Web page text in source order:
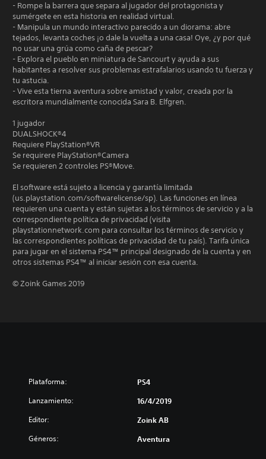
- Rompe la barrera que separa al jugador del protagonista y
sumérgete en esta historia en realidad virtual.
- Manipula un mundo interactivo parecido a un diorama: abre
tejados, levanta coches ¡o dale la vuelta a una casa! Oye, ¿y por qué
no usar una grúa como caña de pescar?
- Explora el pueblo en miniatura de Sancourt y ayuda a sus
habitantes a resolver sus problemas estrafalarios usando tu fuerza y
tu astucia.
- Vive esta tierna aventura sobre amistad y valor, creada por la
escritora mundialmente conocida Sara B. Elfgren.
1 jugador
DUALSHOCK®4
Requiere PlayStation®VR
Se requirere PlayStation®Camera
Se requieren 2 controles PS®Move.
El software está sujeto a licencia y garantía limitada
(us.playstation.com/softwarelicense/sp). Las funciones en línea
requieren una cuenta y están sujetas a los términos de servicio y a la
correspondiente política de privacidad (visita
playstationnetwork.com para consultar los términos de servicio y
las correspondientes políticas de privacidad de tu país). Tarifa única
para jugar en el sistema PS4™ principal designado de la cuenta y en
otros sistemas PS4™ al iniciar sesión con esa cuenta.
© Zoink Games 2019
Plataforma: PS4
Lanzamiento: 16/4/2019
Editor: Zoink AB
Géneros: Aventura